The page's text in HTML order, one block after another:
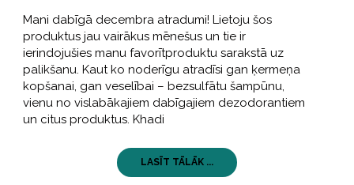
Mani dabīgā decembra atradumi! Lietoju šos
produktus jau vairākus mēnešus un tie ir
ierindojušies manu favorītproduktu sarakstā uz
palikšanu. Kaut ko noderīgu atradīsi gan ķermeņa
kopšanai, gan veselībai – bezsulfātu šampūnu,
vienu no vislabākajiem dabīgajiem dezodorantiem
un citus produktus. Khadi
LASĪT TĀLĀK ...